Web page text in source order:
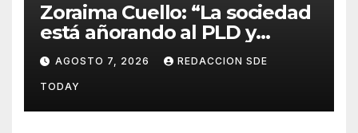
Zoraima Cuello: “La sociedad
está añorando al PLD y
nuestro deber es comunicar
con la verdad y las
evidencias”
AGOSTO 7, 2026 REDACCION SDE
TODAY